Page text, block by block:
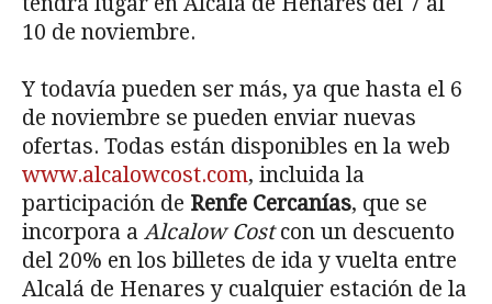
10 de noviembre.
Y todavía pueden ser más, ya que hasta el 6
de noviembre se pueden enviar nuevas
ofertas. Todas están disponibles en la web
www.alcalowcost.com, incluida la
participación de Renfe Cercanías, que se
incorpora a Alcalow Costcon un descuento
del 20% en los billetes de ida y vuelta entre
Alcalá de Henares y cualquier estación de la